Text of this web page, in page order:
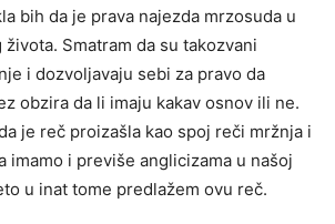
bih da je prava najezda mrzosuda u
Smatram da su takozvani
i dozvoljavaju sebi za pravo da
obzira da li imaju kakav osnov ili ne.
je reč proizašla kao spoj reči mržnja i
imamo i previše anglicizama u našoj
u inat tome predlažem ovu reč.